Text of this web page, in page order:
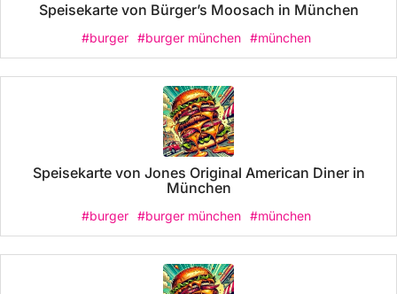
Speisekarte von Bürger’s Moosach in München
#burger #burger münchen #münchen
Speisekarte von Jones Original American Diner in
München
#burger #burger münchen #münchen